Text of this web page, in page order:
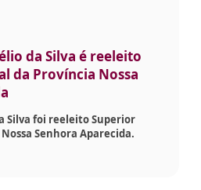
da Silva é reeleito
da Província Nossa
Silva foi reeleito Superior
Senhora Aparecida.